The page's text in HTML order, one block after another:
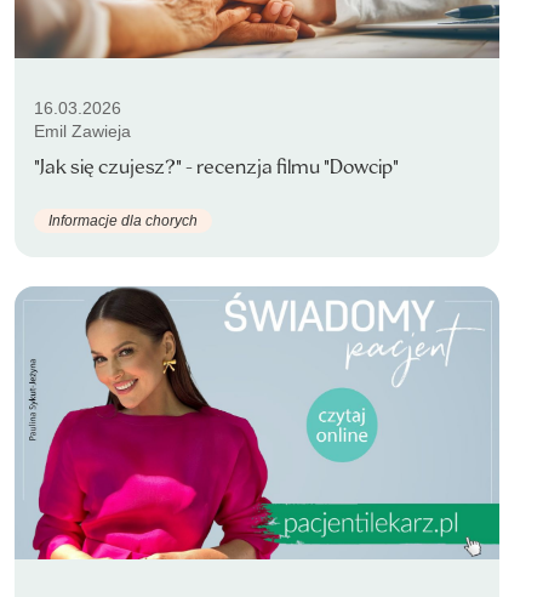
16.03.2026
Emil Zawieja
"Jak się czujesz?" - recenzja filmu "Dowcip"
Informacje dla chorych